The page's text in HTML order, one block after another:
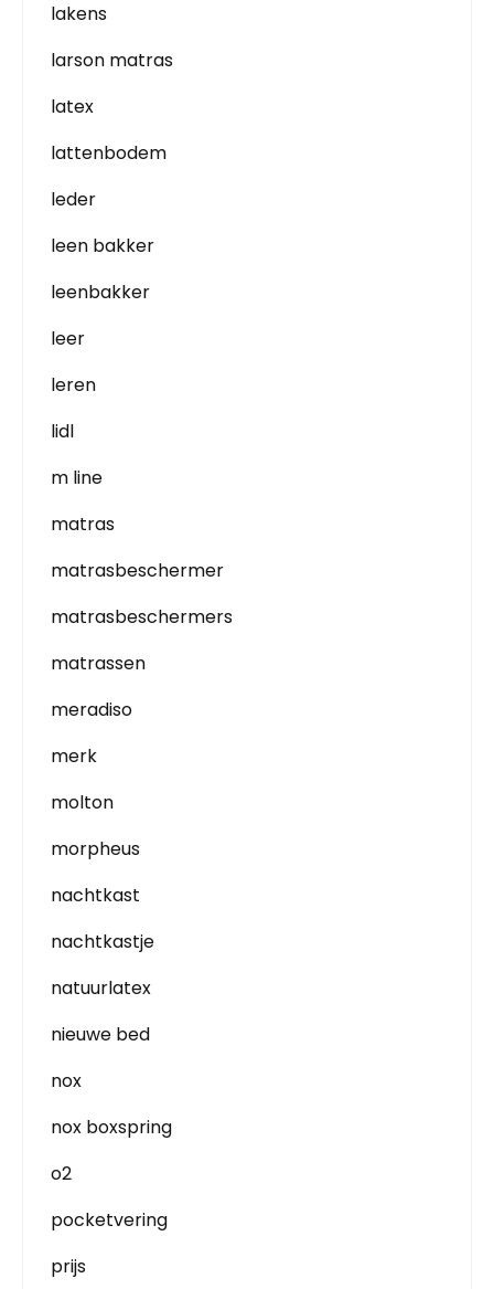
lakens
larson matras
latex
lattenbodem
leder
leen bakker
leenbakker
leer
leren
lidl
m line
matras
matrasbeschermer
matrasbeschermers
matrassen
meradiso
merk
molton
morpheus
nachtkast
nachtkastje
natuurlatex
nieuwe bed
nox
nox boxspring
o2
pocketvering
prijs